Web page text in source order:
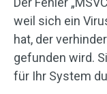
weil sich ein
hat, der
gefunden wird.
für Ihr System